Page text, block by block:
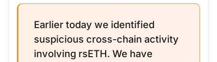
Earlier today we identified
suspicious cross-chain activity
involving rsETH. We have